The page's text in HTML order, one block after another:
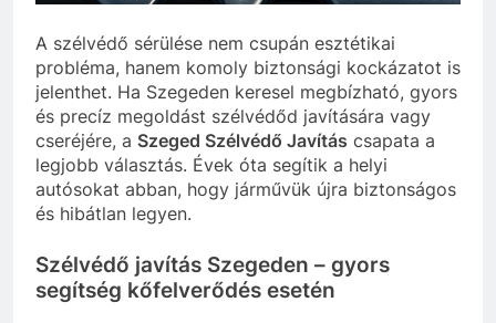
A szélvédő sérülése nem csupán esztétikai
probléma, hanem komoly biztonsági kockázatot is
jelenthet. Ha Szegeden keresel megbízható, gyors
és precíz megoldást szélvédőd javítására vagy
cseréjére, a Szeged Szélvédő Javítás csapata a
legjobb választás. Évek óta segítik a helyi
autósokat abban, hogy járművük újra biztonságos
és hibátlan legyen.
Szélvédő javítás Szegeden – gyors
segítség kőfelverődés esetén